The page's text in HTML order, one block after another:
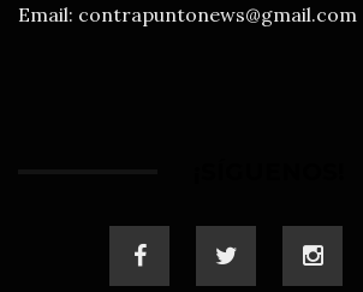
Email: contrapuntonews@gmail.com